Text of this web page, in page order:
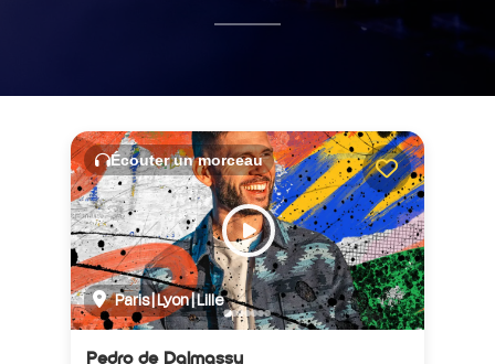
Écouter un morceau
Paris | Lyon | Lille
Pedro de Dalmassy